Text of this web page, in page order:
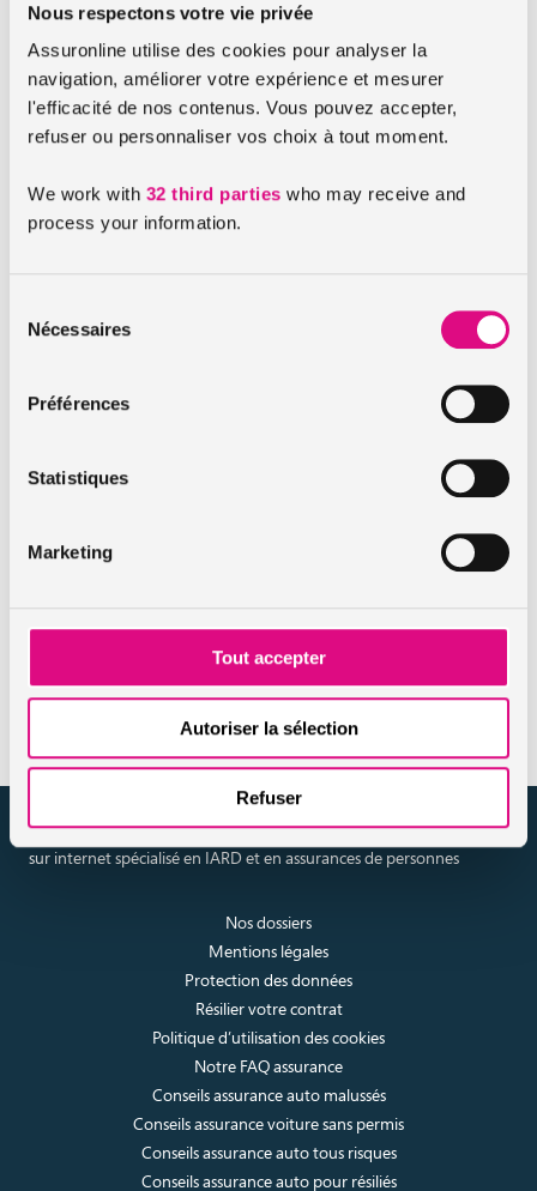
Nous respectons votre vie privée
Assuronline utilise des cookies pour analyser la
navigation, améliorer votre expérience et mesurer
l'efficacité de nos contenus. Vous pouvez accepter,
refuser ou personnaliser vos choix à tout moment.
We work with 32 third parties who may receive and
process your information.
Nécessaires
Préférences
Statistiques
Marketing
Tout accepter
Autoriser la sélection
Refuser
À quoi correspond la franchise, dans mon contrat
d’assurance moto ?
mon 2 roues ?
d’assurance ?
l'assurance moto?
L’assurance d’une moto est-elle obligatoire ?
assuronline.com est édité par AssurOne Group, courtier grossiste
sur internet spécialisé en IARD et en assurances de personnes
Nos dossiers
Mentions légales
Protection des données
Résilier votre contrat
Politique d’utilisation des cookies
Notre FAQ assurance
Conseils assurance auto malussés
Conseils assurance voiture sans permis
Conseils assurance auto tous risques
Conseils assurance auto pour résiliés